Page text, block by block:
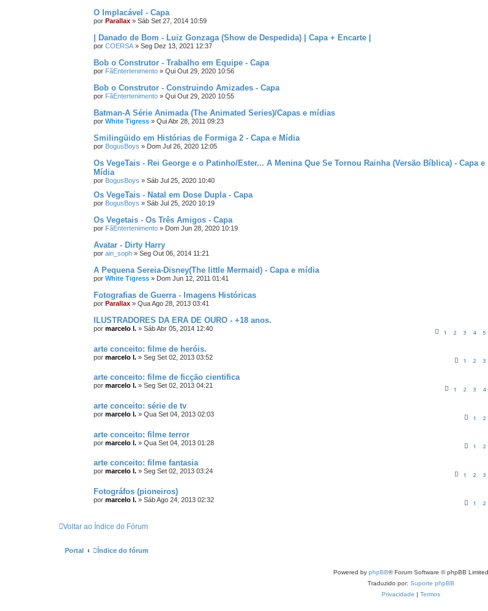
O Implacável - Capa
por Parallax » Sáb Set 27, 2014 10:59
| Danado de Bom - Luiz Gonzaga (Show de Despedida) | Capa + Encarte |
por COERSA » Seg Dez 13, 2021 12:37
Bob o Construtor - Trabalho em Equipe - Capa
por FãEntertenimento » Qui Out 29, 2020 10:56
Bob o Construtor - Construindo Amizades - Capa
por FãEntertenimento » Qui Out 29, 2020 10:55
Batman-A Série Animada (The Animated Series)/Capas e mídias
por White Tigress » Qui Abr 28, 2011 09:23
Smilingüido em Histórias de Formiga 2 - Capa e Mídia
por BogusBoys » Dom Jul 26, 2020 12:05
Os VegeTais - Rei George e o Patinho/Ester... A Menina Que Se Tornou Rainha (Versão Bíblica) - Capa e
Mídia
por BogusBoys » Sáb Jul 25, 2020 10:40
Os VegeTais - Natal em Dose Dupla - Capa
por BogusBoys » Sáb Jul 25, 2020 10:19
Os Vegetais - Os Três Amigos - Capa
por FãEntertenimento » Dom Jun 28, 2020 10:19
Avatar - Dirty Harry
por ain_soph » Seg Out 06, 2014 11:21
A Pequena Sereia-Disney(The little Mermaid) - Capa e mídia
por White Tigress » Dom Jun 12, 2011 01:41
Fotografias de Guerra - Imagens Históricas
por Parallax » Qua Ago 28, 2013 03:41
ILUSTRADORES DA ERA DE OURO - +18 anos.
por marcelo l. » Sáb Abr 05, 2014 12:40 1 2 3 4 5
arte conceito: filme de heróis.
por marcelo l. » Seg Set 02, 2013 03:52 1 2 3
arte conceito: filme de ficção cientifica
por marcelo l. » Seg Set 02, 2013 04:21 1 2 3 4
arte conceito: série de tv
por marcelo l. » Qua Set 04, 2013 02:03 1 2
arte conceito: filme terror
por marcelo l. » Qua Set 04, 2013 01:28 1 2
arte conceito: filme fantasia
por marcelo l. » Seg Set 02, 2013 03:24 1 2 3
Fotográfos (pioneiros)
por marcelo l. » Sáb Ago 24, 2013 02:32 1 2
Voltar ao Índice do Fórum
Portal Índice do fórum
Powered by phpBB® Forum Software © phpBB Limited
Traduzido por: Suporte phpBB
Privacidade
Termos